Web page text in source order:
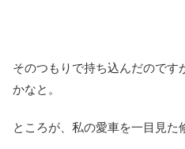
そのつもりで持ち込んだのです
かなと。
ところが、私の愛車を一目見た